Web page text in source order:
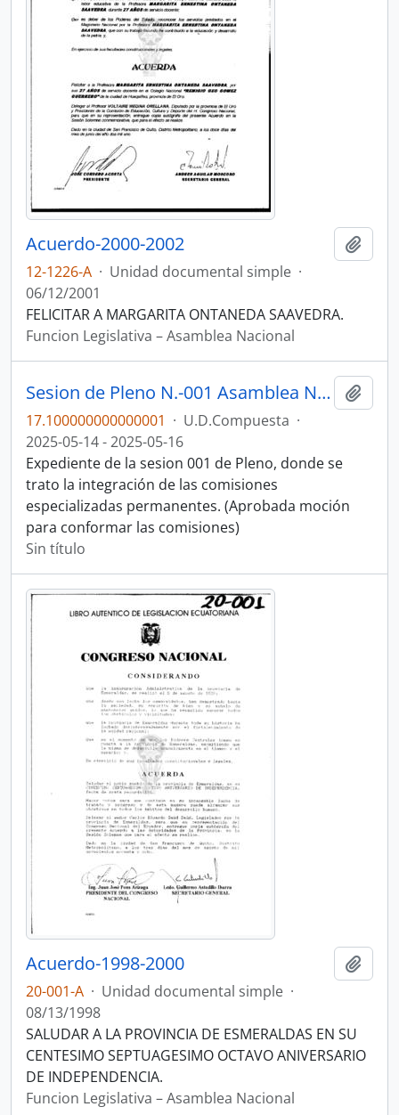
Acuerdo-2000-2002
12-1226-A · Unidad documental simple ·
06/12/2001
FELICITAR A MARGARITA ONTANEDA SAAVEDRA.
Funcion Legislativa – Asamblea Nacional
Sesion de Pleno N.-001 Asamblea Nacional 2025-2027
17.100000000000001 · U.D.Compuesta ·
2025-05-14 - 2025-05-16
Expediente de la sesion 001 de Pleno, donde se
trato la integración de las comisiones
especializadas permanentes. (Aprobada moción
para conformar las comisiones)
Sin título
Acuerdo-1998-2000
20-001-A · Unidad documental simple ·
08/13/1998
SALUDAR A LA PROVINCIA DE ESMERALDAS EN SU
CENTESIMO SEPTUAGESIMO OCTAVO ANIVERSARIO
DE INDEPENDENCIA.
Funcion Legislativa – Asamblea Nacional